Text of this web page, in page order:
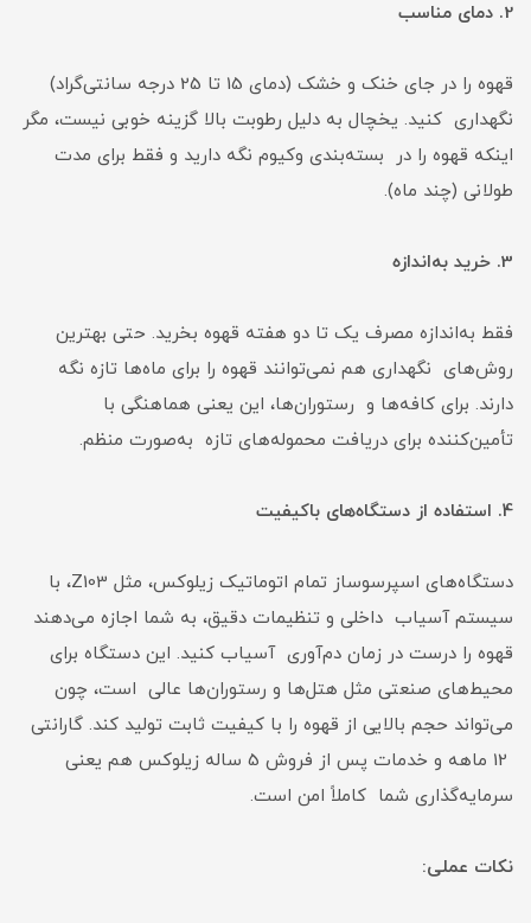
2. دمای مناسب
قهوه را در جای خنک و خشک (دمای 15 تا 25 درجه سانتی‌گراد)
نگهداری کنید. یخچال به دلیل رطوبت بالا گزینه خوبی نیست، مگر
اینکه قهوه را در بسته‌بندی وکیوم نگه دارید و فقط برای مدت
طولانی (چند ماه).
3. خرید به‌اندازه
فقط به‌اندازه مصرف یک تا دو هفته قهوه بخرید. حتی بهترین
روش‌های نگهداری هم نمی‌توانند قهوه را برای ماه‌ها تازه نگه
دارند. برای کافه‌ها و رستوران‌ها، این یعنی هماهنگی با
تأمین‌کننده برای دریافت محموله‌های تازه به‌صورت منظم.
4. استفاده از دستگاه‌های باکیفیت
دستگاه‌های اسپرسوساز تمام اتوماتیک زیلوکس، مثل Z103، با
سیستم آسیاب داخلی و تنظیمات دقیق، به شما اجازه می‌دهند
قهوه را درست در زمان دم‌آوری آسیاب کنید. این دستگاه برای
محیط‌های صنعتی مثل هتل‌ها و رستوران‌ها عالی است، چون
می‌تواند حجم بالایی از قهوه را با کیفیت ثابت تولید کند. گارانتی
12 ماهه و خدمات پس از فروش 5 ساله زیلوکس هم یعنی
سرمایه‌گذاری شما کاملاً امن است.
نکات عملی: